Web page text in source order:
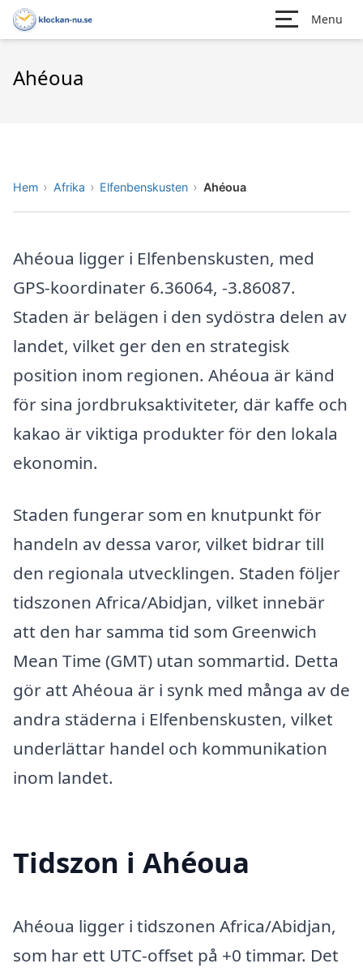
Menu
Ahéoua
Hem Afrika Elfenbenskusten Ahéoua
Ahéoua ligger i Elfenbenskusten, med
GPS-koordinater 6.36064, -3.86087.
Staden är belägen i den sydöstra delen av
landet, vilket ger den en strategisk
position inom regionen. Ahéoua är känd
för sina jordbruksaktiviteter, där kaffe och
kakao är viktiga produkter för den lokala
ekonomin.
Staden fungerar som en knutpunkt för
handeln av dessa varor, vilket bidrar till
den regionala utvecklingen. Staden följer
tidszonen Africa/Abidjan, vilket innebär
att den har samma tid som Greenwich
Mean Time (GMT) utan sommartid. Detta
gör att Ahéoua är i synk med många av de
andra städerna i Elfenbenskusten, vilket
underlättar handel och kommunikation
inom landet.
Tidszon i Ahéoua
Ahéoua ligger i tidszonen Africa/Abidjan,
som har ett UTC-offset på +0 timmar. Det